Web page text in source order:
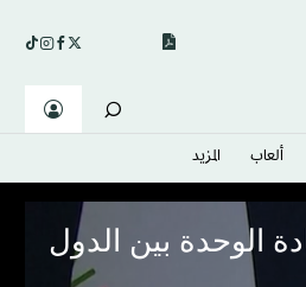
ألعاب المزيد
الوحدة بين الدول